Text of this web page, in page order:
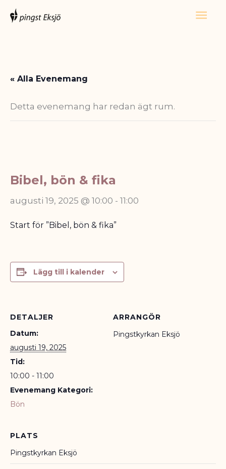
Hoppa
« Alla Evenemang
Detta evenemang har redan ägt rum.
Bibel, bön & fika
augusti 19, 2025 @ 10:00 - 11:00
Start för ”Bibel, bön & fika”
Lägg till i kalender
DETALJER
Datum:
augusti 19, 2025
Tid:
10:00 - 11:00
Evenemang Kategori:
Bön
ARRANGÖR
Pingstkyrkan Eksjö
PLATS
Pingstkyrkan Eksjö